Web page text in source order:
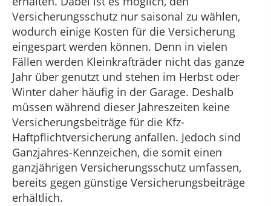
Versicherungsschutz nur saisonal zu wählen,
wodurch einige Kosten für die Versicherung
eingespart werden können. Denn in vielen
Fällen werden Kleinkrafträder nicht das ganze
Jahr über genutzt und stehen im Herbst oder
Winter daher häufig in der Garage. Deshalb
müssen während dieser Jahreszeiten keine
Versicherungsbeiträge für die Kfz-
Haftpflichtversicherung anfallen. Jedoch sind
Ganzjahres-Kennzeichen, die somit einen
ganzjährigen Versicherungsschutz umfassen,
bereits gegen günstige Versicherungsbeiträge
erhältlich.